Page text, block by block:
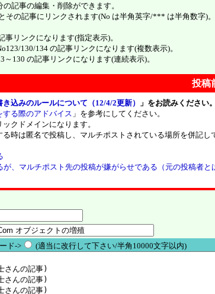
記事の編集・削除ができます。
の記事にリンクされます(No は半角英字/*** は半角数字)。
リンクになります(指定表示)。
130/134 の記事リンクになります(複数表示)。
130 の記事リンクになります(連続表示)。
投稿
き込みのルールについて（12/4/2更新） 」をお読みください。
する際のアドバイス 」を参考にしてください。
クドメインになります。
時は匿名で投稿し、マルチポストされている場所を併記
が、マルチポスト先の投稿が嫌がらせである（元の投稿者
ド-> (適当に改行して下さい/半角10000文字以内)